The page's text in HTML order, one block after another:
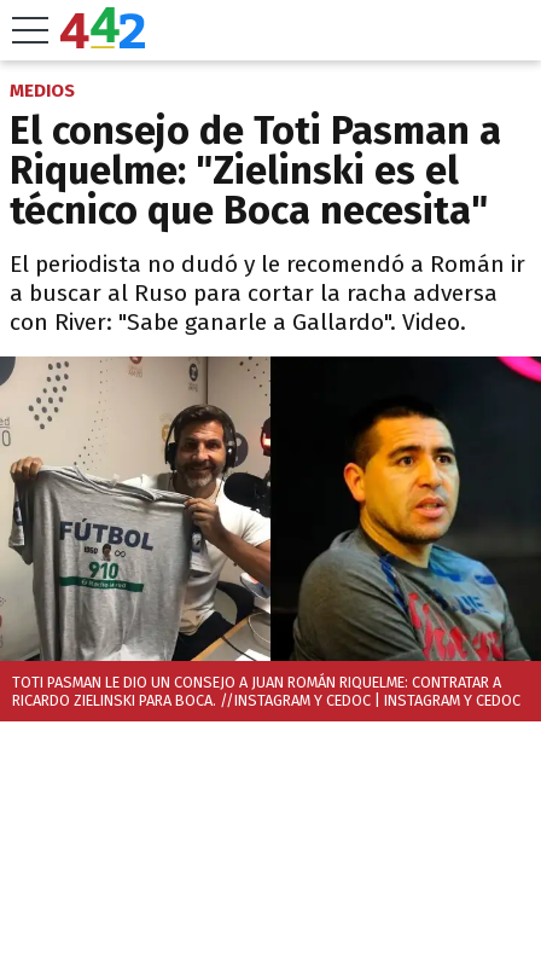
MEDIOS
El consejo de Toti Pasman a
Riquelme: "Zielinski es el
técnico que Boca necesita"
El periodista no dudó y le recomendó a Román ir
a buscar al Ruso para cortar la racha adversa
con River: "Sabe ganarle a Gallardo". Video.
TOTI PASMAN LE DIO UN CONSEJO A JUAN ROMÁN RIQUELME: CONTRATAR A
RICARDO ZIELINSKI PARA BOCA. //INSTAGRAM Y CEDOC | INSTAGRAM Y CEDOC